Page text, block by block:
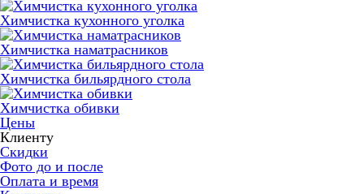
Химчистка кухонного уголка
Химчистка наматрасников
Химчистка бильярдного стола
Химчистка обивки
Цены
Клиенту
Скидки
Фото до и после
Оплата и время